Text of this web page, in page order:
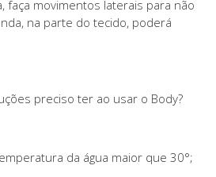
faça movimentos laterais para não
na parte do tecido, poderá
preciso ter ao usar o Body?
da água maior que 30°;